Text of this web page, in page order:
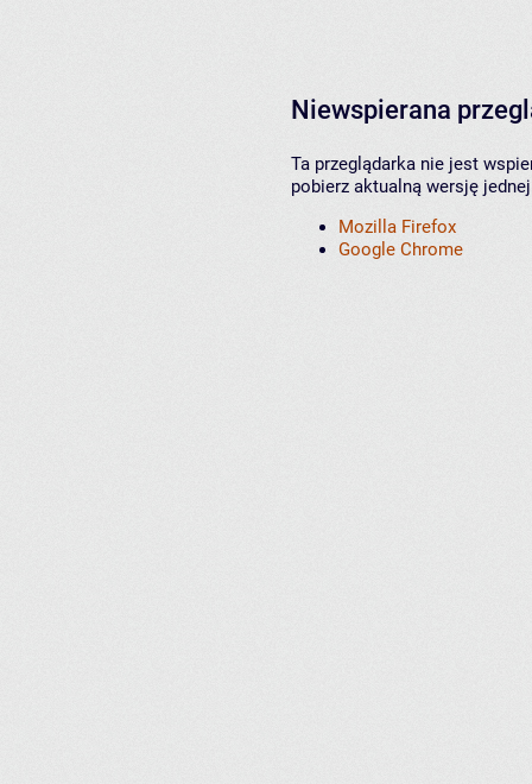
Niewspierana
Ta przeglądarka nie jest
pobierz aktualną wersję
Mozilla Firefox
Google Chrome